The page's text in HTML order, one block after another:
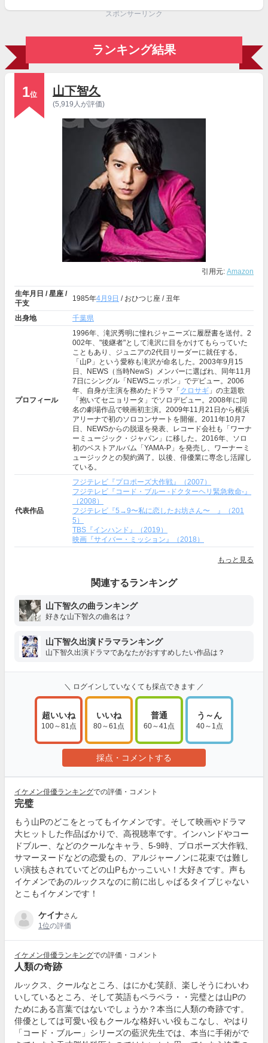
スポンサーリンク
ランキング結果
1位 山下智久
(5,919人が評価)
引用元: Amazon
生年月日 / 星座 /
干支
1985年4月9日 / おひつじ座 / 丑年
出身地 千葉県
プロフィール
1996年、滝沢秀明に憧れジャニーズに履歴書を送付。2
002年、"後継者"として滝沢に目をかけてもらっていた
こともあり、ジュニアの2代目リーダーに就任する。
「山P」という愛称も滝沢が命名した。2003年9月15
日、NEWS（当時NewS）メンバーに選ばれ、同年11月
7日にシングル「NEWSニッポン」でデビュー。2006
年、自身が主演を務めたドラマ「 クロサギ 」の主題歌
「抱いてセニョリータ」でソロデビュー。2008年に同
名の劇場作品で映画初主演。2009年11月21日から横浜
アリーナで初のソロコンサートを開催。2011年10月7
日、NEWSからの脱退を発表、レコード会社も「ワーナ
ーミュージック・ジャパン」に移した。2016年、ソロ
初のベストアルバム「YAMA-P」を発売し、ワーナーミ
ュージックとの契約満了。以後、俳優業に専念し活躍し
ている。
代表作品
フジテレビ『プロポーズ大作戦』（2007）
フジテレビ『コード・ブルー -ドクターヘリ緊急救命-』
（2008）
フジテレビ『5→9〜私に恋したお坊さん〜 』（201
5）
TBS『インハンド』（2019）
映画『サイバー・ミッション』（2018）
もっと見る
関連するランキング
山下智久の曲ランキング
好きな山下智久の曲名は？
山下智久出演ドラマランキング
山下智久出演ドラマであなたがおすすめしたい作品は？
＼ ログインしていなくても採点できます ／
超いいね
100～81点
いいね
80～61点
普通
60～41点
う～ん
40～1点
採点・コメントする
イケメン俳優ランキングでの評価・コメント
完璧
もう山Pのどこをとってもイケメンです。そして映画やドラマ
大ヒットした作品ばかりで、高視聴率です。インハンドやコー
ドブルー、などのクールなキャラ、5-9時、プロポーズ大作戦、
サマーヌードなどの恋愛もの、アルジャーノンに花束では難し
い演技もされていてどの山Pもかっこいい！大好きです。声も
イケメンであのルックスなのに前に出しゃばるタイプじゃない
とこもイケメンです！
ケイナさん
1位の評価
イケメン俳優ランキングでの評価・コメント
人類の奇跡
ルックス、クールなところ、はにかむ笑顔、楽しそうにわいわ
いしているところ、そして英語もペラペラ・・完璧とは山Pの
ためにある言葉ではないでしょうか？本当に人類の奇跡です。
俳優としては可愛い役もクールな格好いい役もこなし、やはり
「コード・ブルー」シリーズの藍沢先生では、本当に手術がで